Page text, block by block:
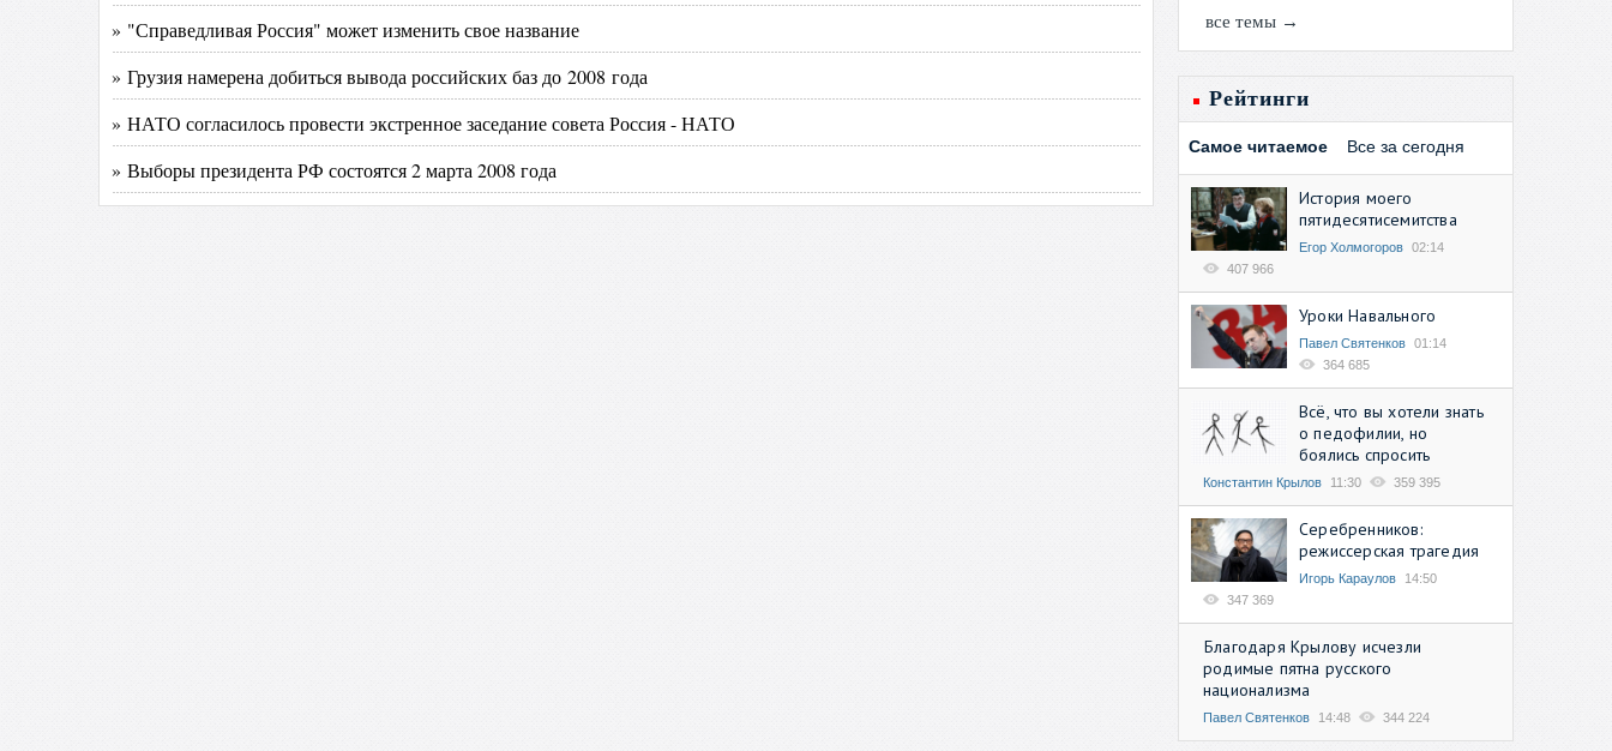
» "Справедливая Россия" может изменить свое название
» Грузия намерена добиться вывода российских баз до 2008 года
» НАТО согласилось провести экстренное заседание совета Россия - НАТО
» Выборы президента РФ состоятся 2 марта 2008 года
все темы →
Рейтинги
Самое читаемое Все за сегодня
История моего
пятидесятисемитства
Егор Холмогоров 02:14
407 966
Уроки Навального
Павел Святенков 01:14
364 685
Всё, что вы хотели знать
о педофилии, но
боялись спросить
Константин Крылов 11:30 359 395
Серебренников:
режиссерская трагедия
Игорь Караулов
14:50
347 369
Благодаря Крылову исчезли
родимые пятна русского
национализма
Павел Святенков 14:48 344 224